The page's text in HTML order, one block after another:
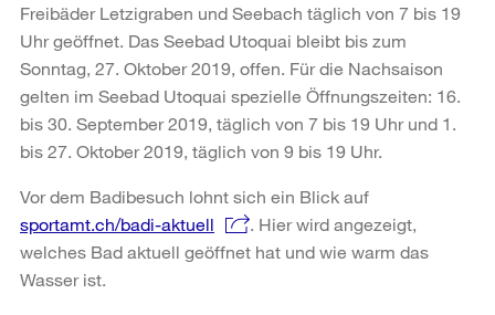
Freibäder Letzigraben und Seebach täglich von 7 bis 19
Uhr geöffnet. Das Seebad Utoquai bleibt bis zum
Sonntag, 27. Oktober 2019, offen. Für die Nachsaison
gelten im Seebad Utoquai spezielle Öffnungszeiten: 16.
bis 30. September 2019, täglich von 7 bis 19 Uhr und 1.
bis 27. Oktober 2019, täglich von 9 bis 19 Uhr.
Vor dem Badibesuch lohnt sich ein Blick auf
sportamt.ch/badi-aktuell
. Hier wird angezeigt,
welches Bad aktuell geöffnet hat und wie warm das
Wasser ist.